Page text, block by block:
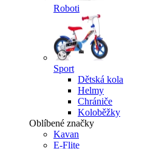
Roboti
Sport
Dětská kola
Helmy
Chrániče
Koloběžky
Oblíbené značky
Kavan
E-Flite